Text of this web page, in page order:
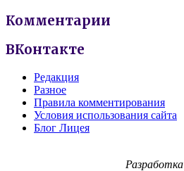
Комментарии
ВКонтакте
Редакция
Разное
Правила комментирования
Условия использования сайта
Блог Лицея
Разработка